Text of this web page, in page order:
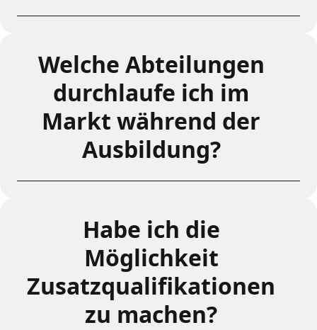
Welche Abteilungen
durchlaufe ich im
Markt während der
Ausbildung?
Habe ich die
Möglichkeit
Zusatzqualifikationen
zu machen?